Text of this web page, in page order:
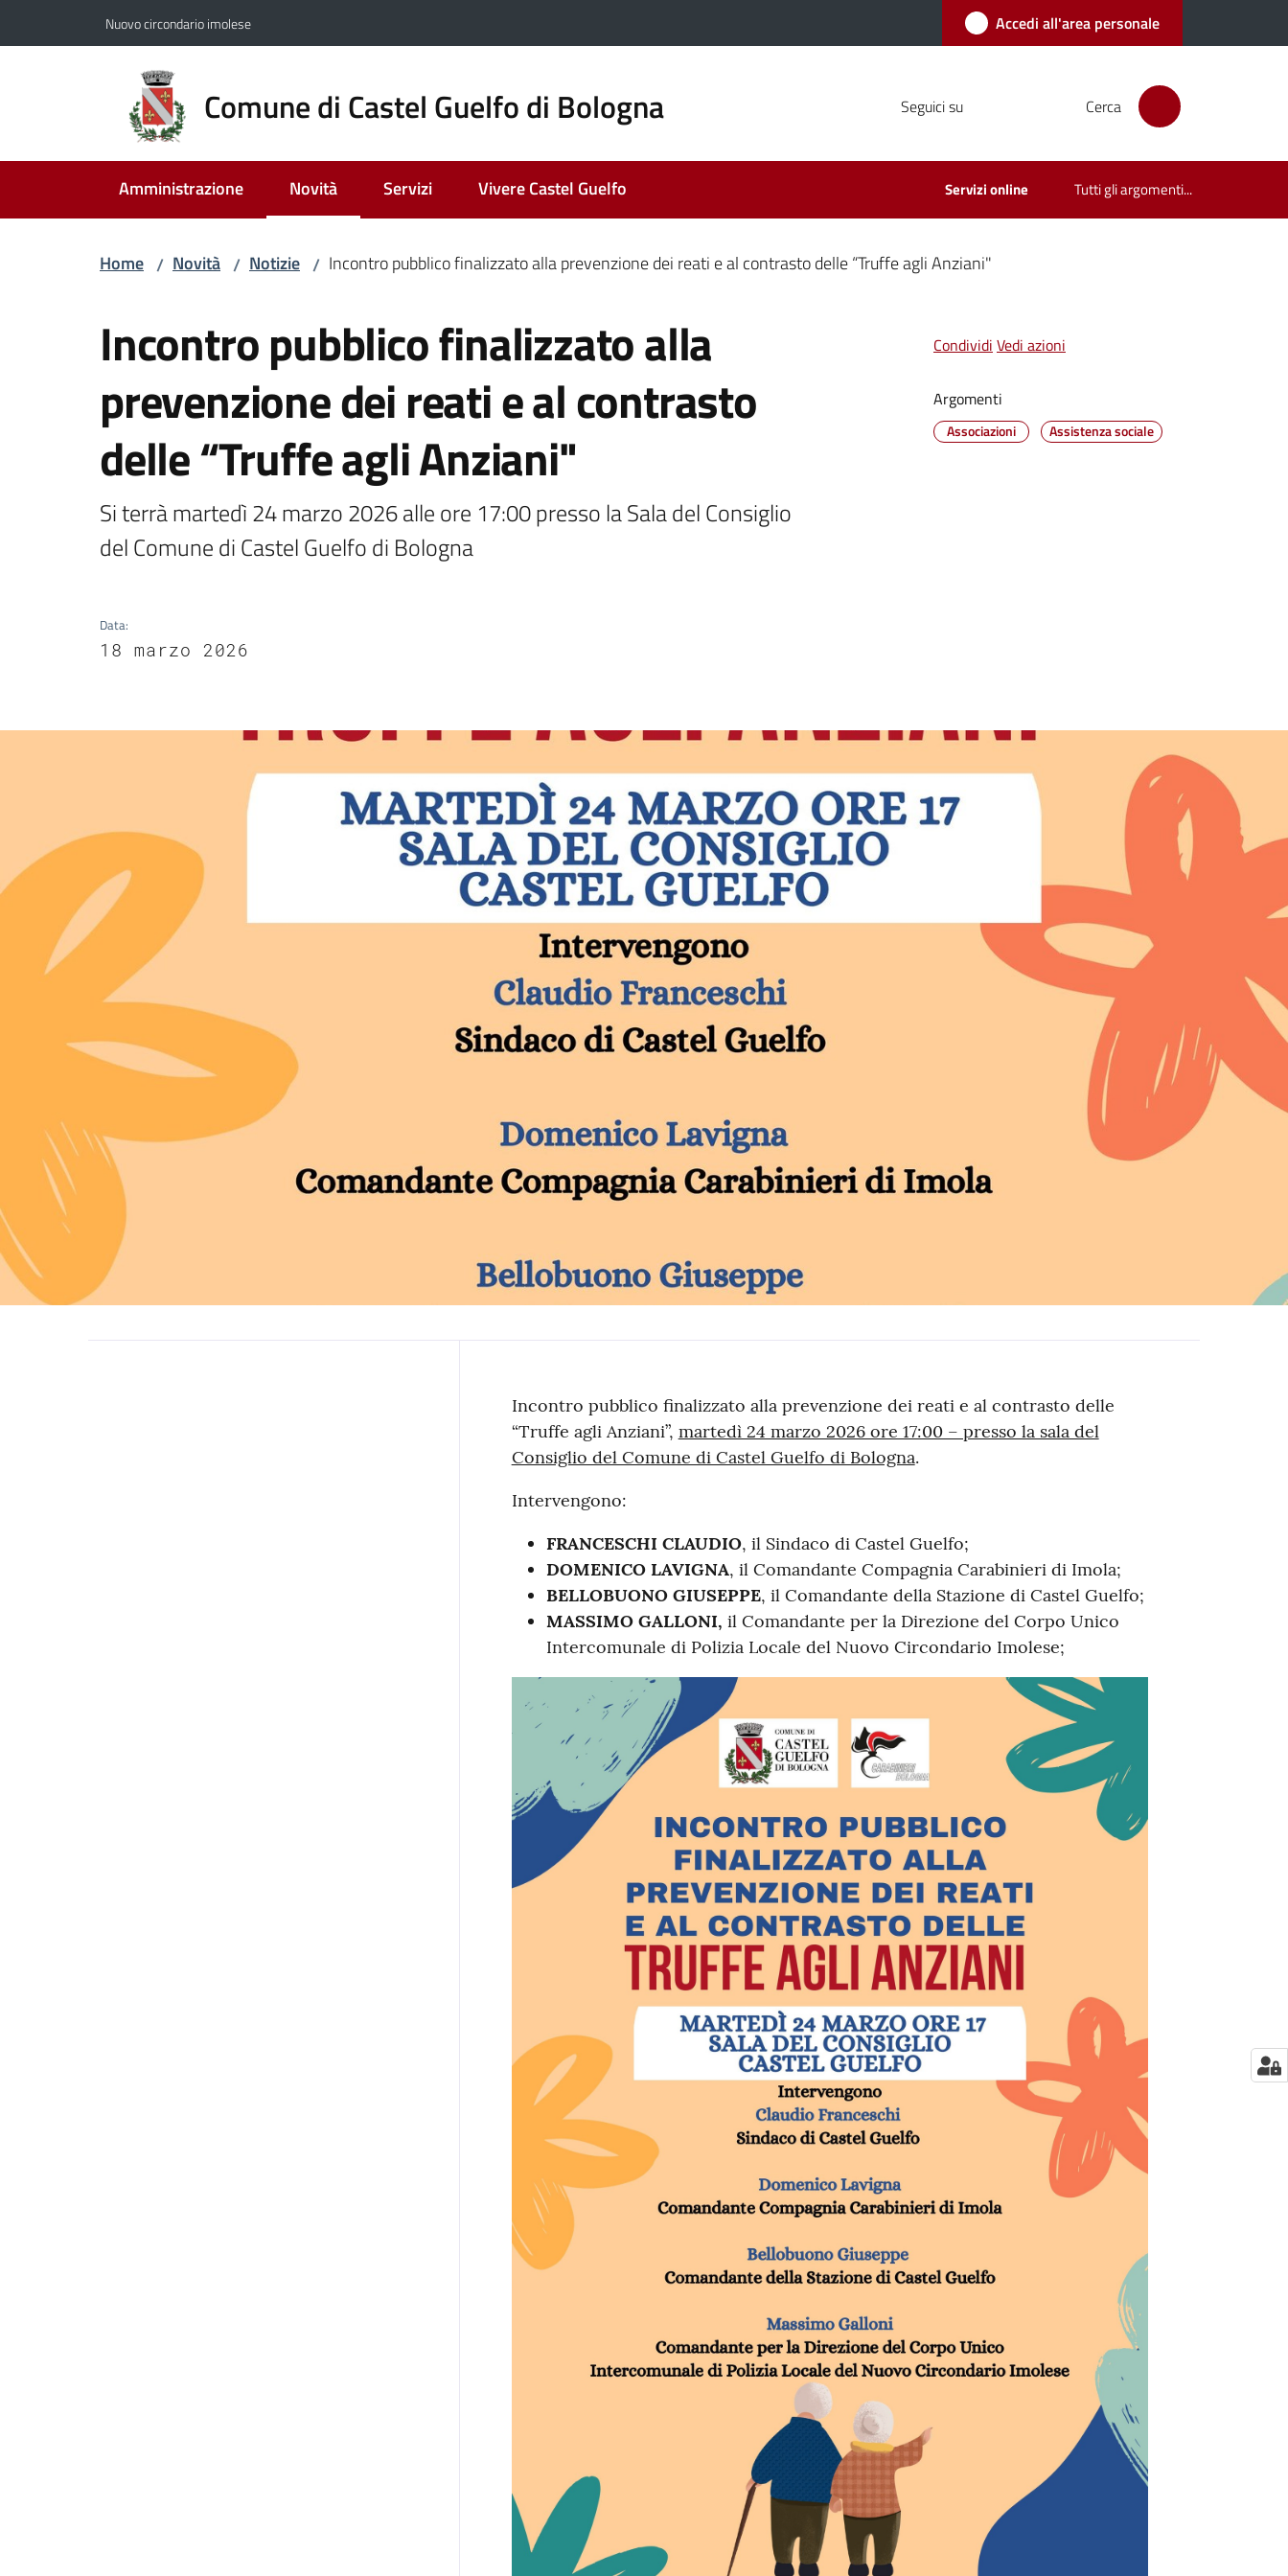
Nuovo circondario imolese Accedi all'area personale
Comune di Castel Guelfo di Bologna Seguici su Cerca
Amministrazione Novità
Menu selezionato
Servizi Vivere Castel Guelfo Servizi online Tutti gli argomenti...
Home / Novità / Notizie / Incontro pubblico finalizzato alla prevenzione dei reati e al contrasto delle “Truffe agli Anziani"
Incontro pubblico finalizzato alla
prevenzione dei reati e al contrasto
delle “Truffe agli Anziani"
Si terrà martedì 24 marzo 2026 alle ore 17:00 presso la Sala del Consiglio
del Comune di Castel Guelfo di Bologna
Data:
18 marzo 2026
Condividi Vedi azioni
Argomenti
Associazioni Assistenza sociale
Contenuto
Incontro pubblico finalizzato alla prevenzione dei reati e al contrasto delle
“Truffe agli Anziani”, martedì 24 marzo 2026 ore 17:00 – presso la sala del
Consiglio del Comune di Castel Guelfo di Bologna.
Intervengono:
FRANCESCHI CLAUDIO, il Sindaco di Castel Guelfo;
DOMENICO LAVIGNA, il Comandante Compagnia Carabinieri di Imola;
BELLOBUONO GIUSEPPE, il Comandante della Stazione di Castel Guelfo;
MASSIMO GALLONI, il Comandante per la Direzione del Corpo Unico
Intercomunale di Polizia Locale del Nuovo Circondario Imolese;